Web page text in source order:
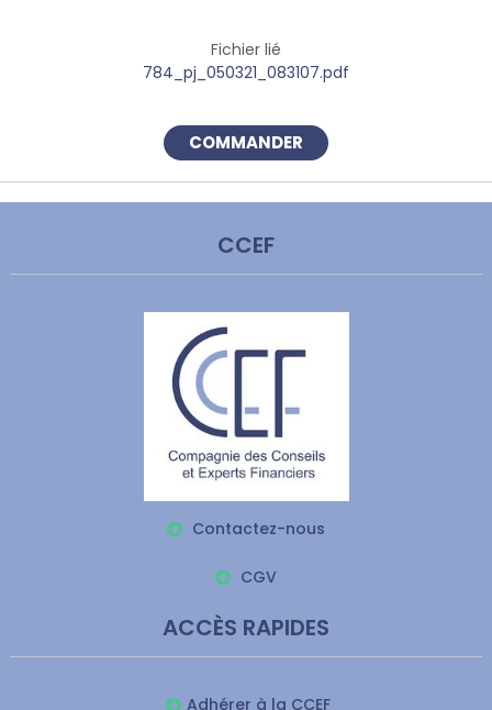
Fichier lié
784_pj_050321_083107.pdf
COMMANDER
CCEF
Contactez-nous
CGV
ACCÈS RAPIDES
Adhérer à la CCEF